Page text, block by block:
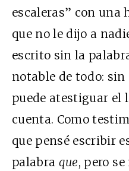
escaleras” con una
que no le dijo a
escrito sin la
notable de todo: sin
puede atestiguar el
cuenta. Como
que pensé escribir
palabra que, pero